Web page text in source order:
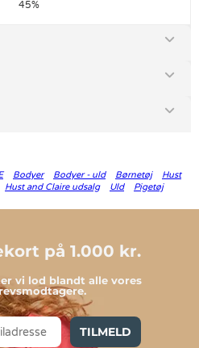
45%
Bodyer Bodyer - uld Børnetøj
Hust
Hust and Claire udsalg Uld Pigetøj
på 1.000 kr.
vi lod blandt alle vores
TILMELD